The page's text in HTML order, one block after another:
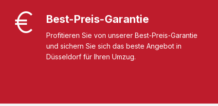
Best-Preis-Garantie
Profitieren Sie von unserer Best-Preis-Garantie
und sichern Sie sich das beste Angebot in
Düsseldorf für Ihren Umzug.